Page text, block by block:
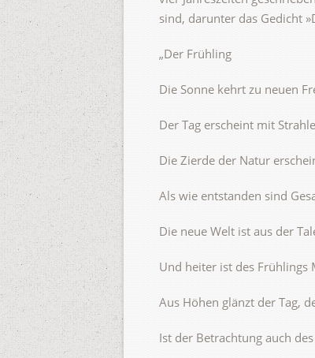
sind, darunter das Gedicht
„Der Frühling
Die Sonne kehrt zu neuen
Der Tag erscheint mit
Die Zierde der Natur
Als wie entstanden sind
Die neue Welt ist aus der
Und heiter ist des Frühlings
Aus Höhen glänzt der Tag,
Ist der Betrachtung auch